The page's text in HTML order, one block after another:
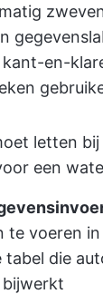
en-
letten
een
te voeren in
tabel die